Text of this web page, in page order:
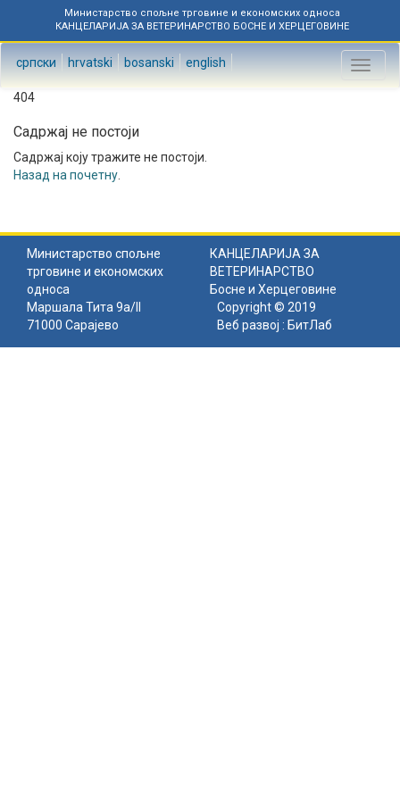
Министарство спољне трговине и економских односа
КАНЦЕЛАРИЈА ЗА ВЕТЕРИНАРСТВО БОСНЕ И ХЕРЦЕГОВИНЕ
српски hrvatski bosanski english
Toggle
404
Садржај не постоји
Садржај коју тражите не постоји.
Назад на почетну
Министарство спољне
трговине и економских
односа
КАНЦЕЛАРИЈА ЗА
ВЕТЕРИНАРСТВО
Босне и Херцеговине
Маршала Тита 9а/II
71000 Сарајево
Copyright © 2019
Веб развој : БитЛаб